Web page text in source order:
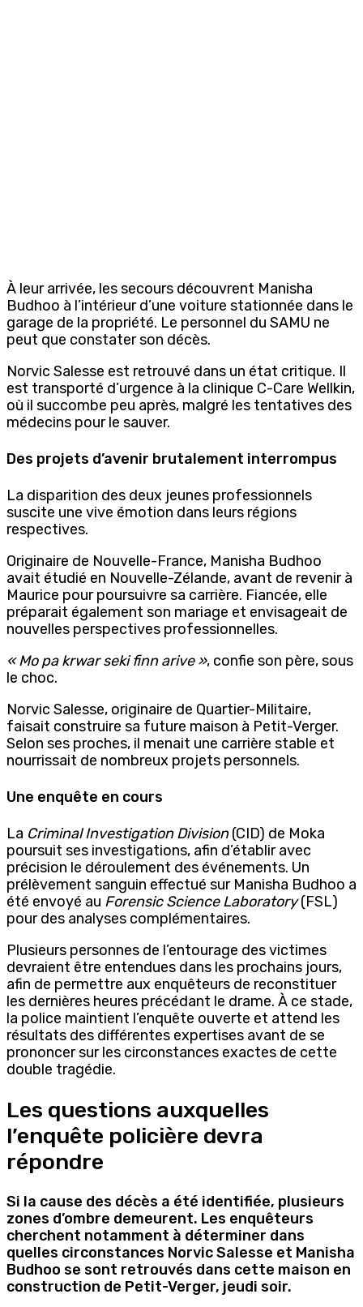
À leur arrivée, les secours découvrent Manisha
Budhoo à l’intérieur d’une voiture stationnée dans le
garage de la propriété. Le personnel du SAMU ne
peut que constater son décès.
Norvic Salesse est retrouvé dans un état critique. Il
est transporté d’urgence à la clinique C-Care Wellkin,
où il succombe peu après, malgré les tentatives des
médecins pour le sauver.
Des projets d’avenir brutalement interrompus
La disparition des deux jeunes professionnels
suscite une vive émotion dans leurs régions
respectives.
Originaire de Nouvelle-France, Manisha Budhoo
avait étudié en Nouvelle-Zélande, avant de revenir à
Maurice pour poursuivre sa carrière. Fiancée, elle
préparait également son mariage et envisageait de
nouvelles perspectives professionnelles.
« Mo pa krwar seki finn arive », confie son père, sous
le choc.
Norvic Salesse, originaire de Quartier-Militaire,
faisait construire sa future maison à Petit-Verger.
Selon ses proches, il menait une carrière stable et
nourrissait de nombreux projets personnels.
Une enquête en cours
La Criminal Investigation Division(CID) de Moka
poursuit ses investigations, afin d’établir avec
précision le déroulement des événements. Un
prélèvement sanguin effectué sur Manisha Budhoo a
été envoyé au Forensic Science Laboratory(FSL)
pour des analyses complémentaires.
Plusieurs personnes de l’entourage des victimes
devraient être entendues dans les prochains jours,
afin de permettre aux enquêteurs de reconstituer
les dernières heures précédant le drame. À ce stade,
la police maintient l’enquête ouverte et attend les
résultats des différentes expertises avant de se
prononcer sur les circonstances exactes de cette
double tragédie.
Les questions auxquelles
l’enquête policière devra
répondre
Si la cause des décès a été identifiée, plusieurs
zones d’ombre demeurent. Les enquêteurs
cherchent notamment à déterminer dans
quelles circonstances Norvic Salesse et Manisha
Budhoo se sont retrouvés dans cette maison en
construction de Petit-Verger, jeudi soir.